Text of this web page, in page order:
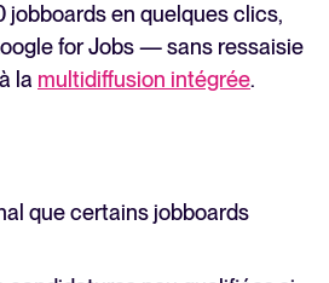
jobboards en quelques clics,
for Jobs — sans ressaisie
la multidiffusion intégrée.
que certains jobboards